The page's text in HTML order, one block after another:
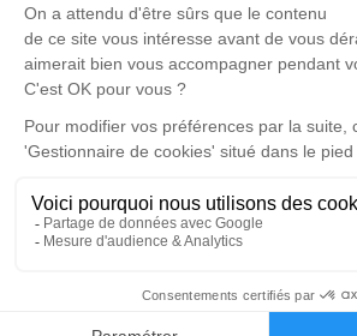
02 99 80 01 72
pfcostard@gmail.com
10 Place de l'Église – 35120 – La
4.9/5 – 65 avis
Nos Services
Organiser des obsèques
Monuments funéraires
Services aux familles
Liens
Avis de